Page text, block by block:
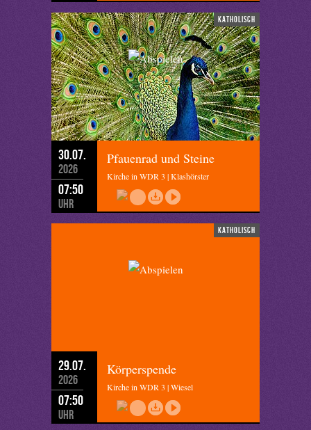
katholisch
30.07.
2026
07:50
Uhr
Pfauenrad und Steine
Kirche in WDR 3 | Klashörster
katholisch
29.07.
2026
07:50
Uhr
Körperspende
Kirche in WDR 3 | Wiesel